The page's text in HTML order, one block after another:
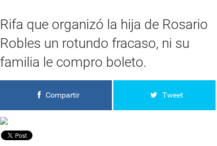
Rifa que organizó la hija de Rosario
Robles un rotundo fracaso, ni su
familia le compro boleto.
Compartir Tweet